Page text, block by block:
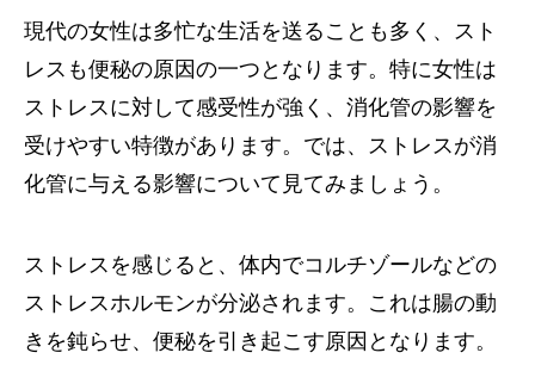
現代の女性は多忙な生活を送ることも多く、スト
レスも便秘の原因の一つとなります。特に女性は
ストレスに対して感受性が強く、消化管の影響を
受けやすい特徴があります。では、ストレスが消
化管に与える影響について見てみましょう。
ストレスを感じると、体内でコルチゾールなどの
ストレスホルモンが分泌されます。これは腸の動
きを鈍らせ、便秘を引き起こす原因となります。